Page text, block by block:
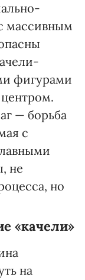
массивным
фигурами
— борьба
с
не
но
«качели»
на